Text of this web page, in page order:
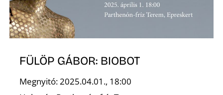
FÜLÖP GÁBOR: BIOBOT
Megnyitó: 2025.04.01., 18:00